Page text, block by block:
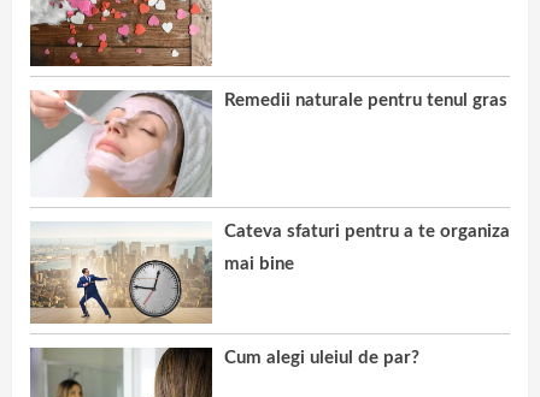
Remedii naturale pentru tenul gras
Cateva sfaturi pentru a te organiza
mai bine
Cum alegi uleiul de par?